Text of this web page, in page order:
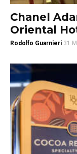
Chanel
Oriental
Rodolfo Guarnieri 31